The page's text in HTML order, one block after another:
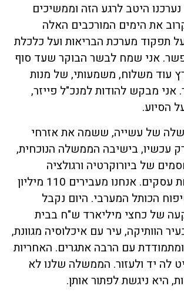
היטב לרגע הזה וממשיכים
את הימים המורכבים האלה
תפקוד מערכת הבריאות ועל כלכלת
אני שמח לבשר הבוקר שעד סוף
עוד משלוח, משמעותי, של מנות
אני מבקש להודות למנכ"ל פייזר,
הסיוע.
של עשייה, ששמה את אזרחי
עכשיו, בישיבה הממשלה הנוכחית,
של ביורוקרטיה ורגולציה
שמעכבים צמיחת עסקים. אנחנו מעבירים 110 מיליון
הכותל המערבי. היום נקבל
של כחצי מיליארד ש"ח בבית
הוותיקה, עיר עם איכלוסיה מגוונת,
עם הרבה אתגרים. האחריות
לה יד ולעזור. הממשלה שלנו לא
היא ניגשת לפתור אותן.